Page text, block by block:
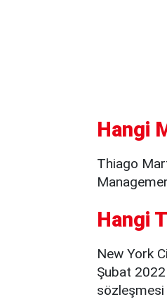
Hangi
Thiago
Hangi
New York
Şubat